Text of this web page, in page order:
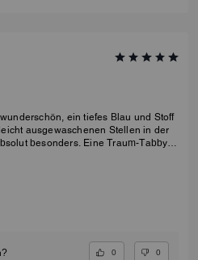
ein tiefes Blau und Stoff
ausgewaschenen Stellen in der
besonders. Eine Traum-Tabby in
0 0